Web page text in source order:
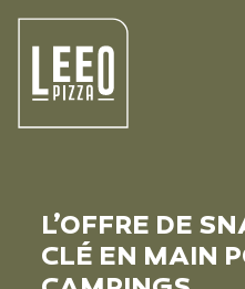
L’OFFRE DE
CLÉ EN MAIN